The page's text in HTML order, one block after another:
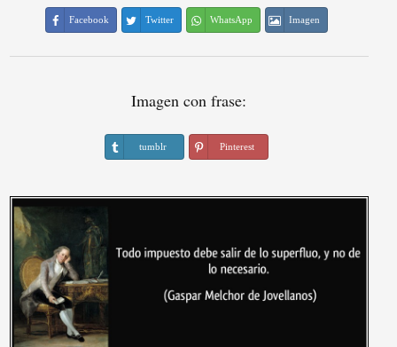
Facebook Twitter WhatsApp Imagen
Imagen con frase:
tumblr Pinterest